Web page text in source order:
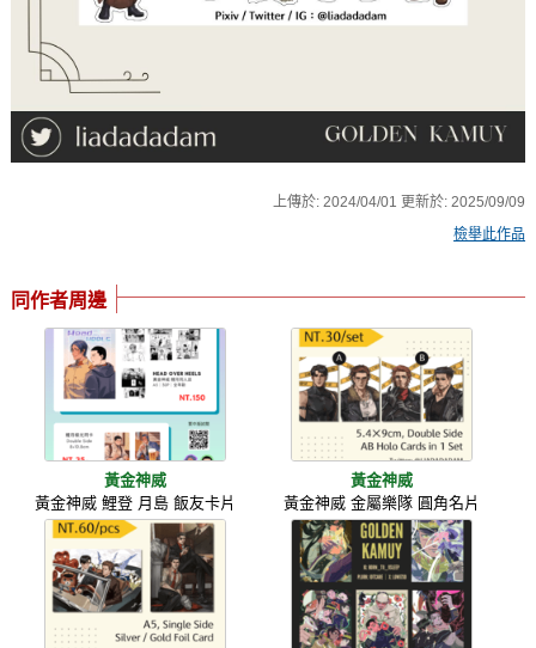
上傳於:2024/04/01 更新於:2025/09/09
檢舉此作品
同作者周邊
黃金神威
黃金神威 鯉登 月島 飯友卡片
黃金神威
黃金神威 金屬樂隊 圓角名片